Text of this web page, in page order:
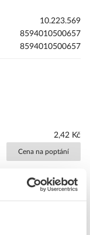
10.223.569
8594010500657
8594010500657
2,42 Kč
Cena na poptání
Pouze na poptání